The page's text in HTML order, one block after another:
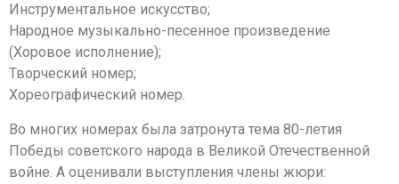
Инструментальное искусство;
Народное музыкально-песенное произведение
(Хоровое исполнение);
Творческий номер;
Хореографический номер.
Во многих номерах была затронута тема 80-летия
Победы советского народа в Великой Отечественной
войне. А оценивали выступления члены жюри: